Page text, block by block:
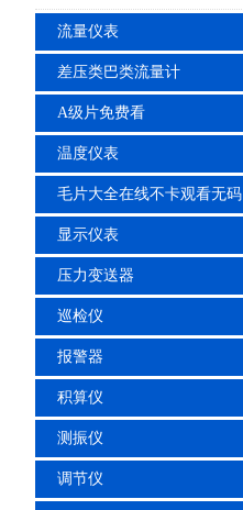
流量仪表
差压类巴类流量计
A级片免费看
温度仪表
毛片大全在线不卡观看无码
显示仪表
压力变送器
巡检仪
报警器
积算仪
测振仪
调节仪